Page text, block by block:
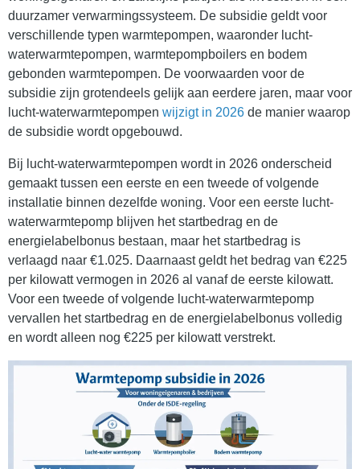
duurzamer verwarmingssysteem. De subsidie geldt voor
verschillende typen warmtepompen, waaronder lucht-
waterwarmtepompen, warmtepompboilers en bodem
gebonden warmtepompen. De voorwaarden voor de
subsidie zijn grotendeels gelijk aan eerdere jaren, maar voor
lucht-waterwarmtepompen wijzigt in 2026 de manier waarop
de subsidie wordt opgebouwd.
Bij lucht-waterwarmtepompen wordt in 2026 onderscheid
gemaakt tussen een eerste en een tweede of volgende
installatie binnen dezelfde woning. Voor een eerste lucht-
waterwarmtepomp blijven het startbedrag en de
energielabelbonus bestaan, maar het startbedrag is
verlaagd naar €1.025. Daarnaast geldt het bedrag van €225
per kilowatt vermogen in 2026 al vanaf de eerste kilowatt.
Voor een tweede of volgende lucht-waterwarmtepomp
vervallen het startbedrag en de energielabelbonus volledig
en wordt alleen nog €225 per kilowatt verstrekt.